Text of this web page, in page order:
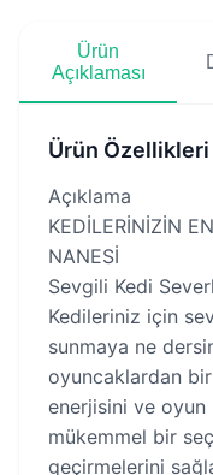
Ürün
Açıklaması
Ürün Özellikleri
Açıklama
KEDİLERİNİZİN
NANESİ
Sevgili Kedi
Kedileriniz için
sunmaya ne
oyuncaklardan
enerjisini ve
mükemmel bir
geçirmelerini